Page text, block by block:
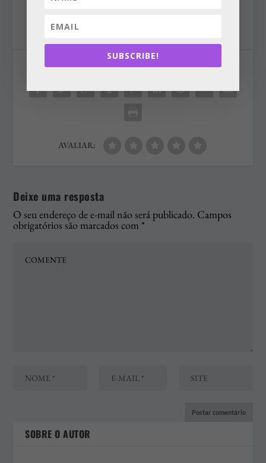
COMPARTILHAR:
AVALIAR:
Deixe uma resposta
O seu endereço de e-mail não será publicado. Campos
obrigatórios são marcados com *
SOBRE O AUTOR
SUBSCRIBE!